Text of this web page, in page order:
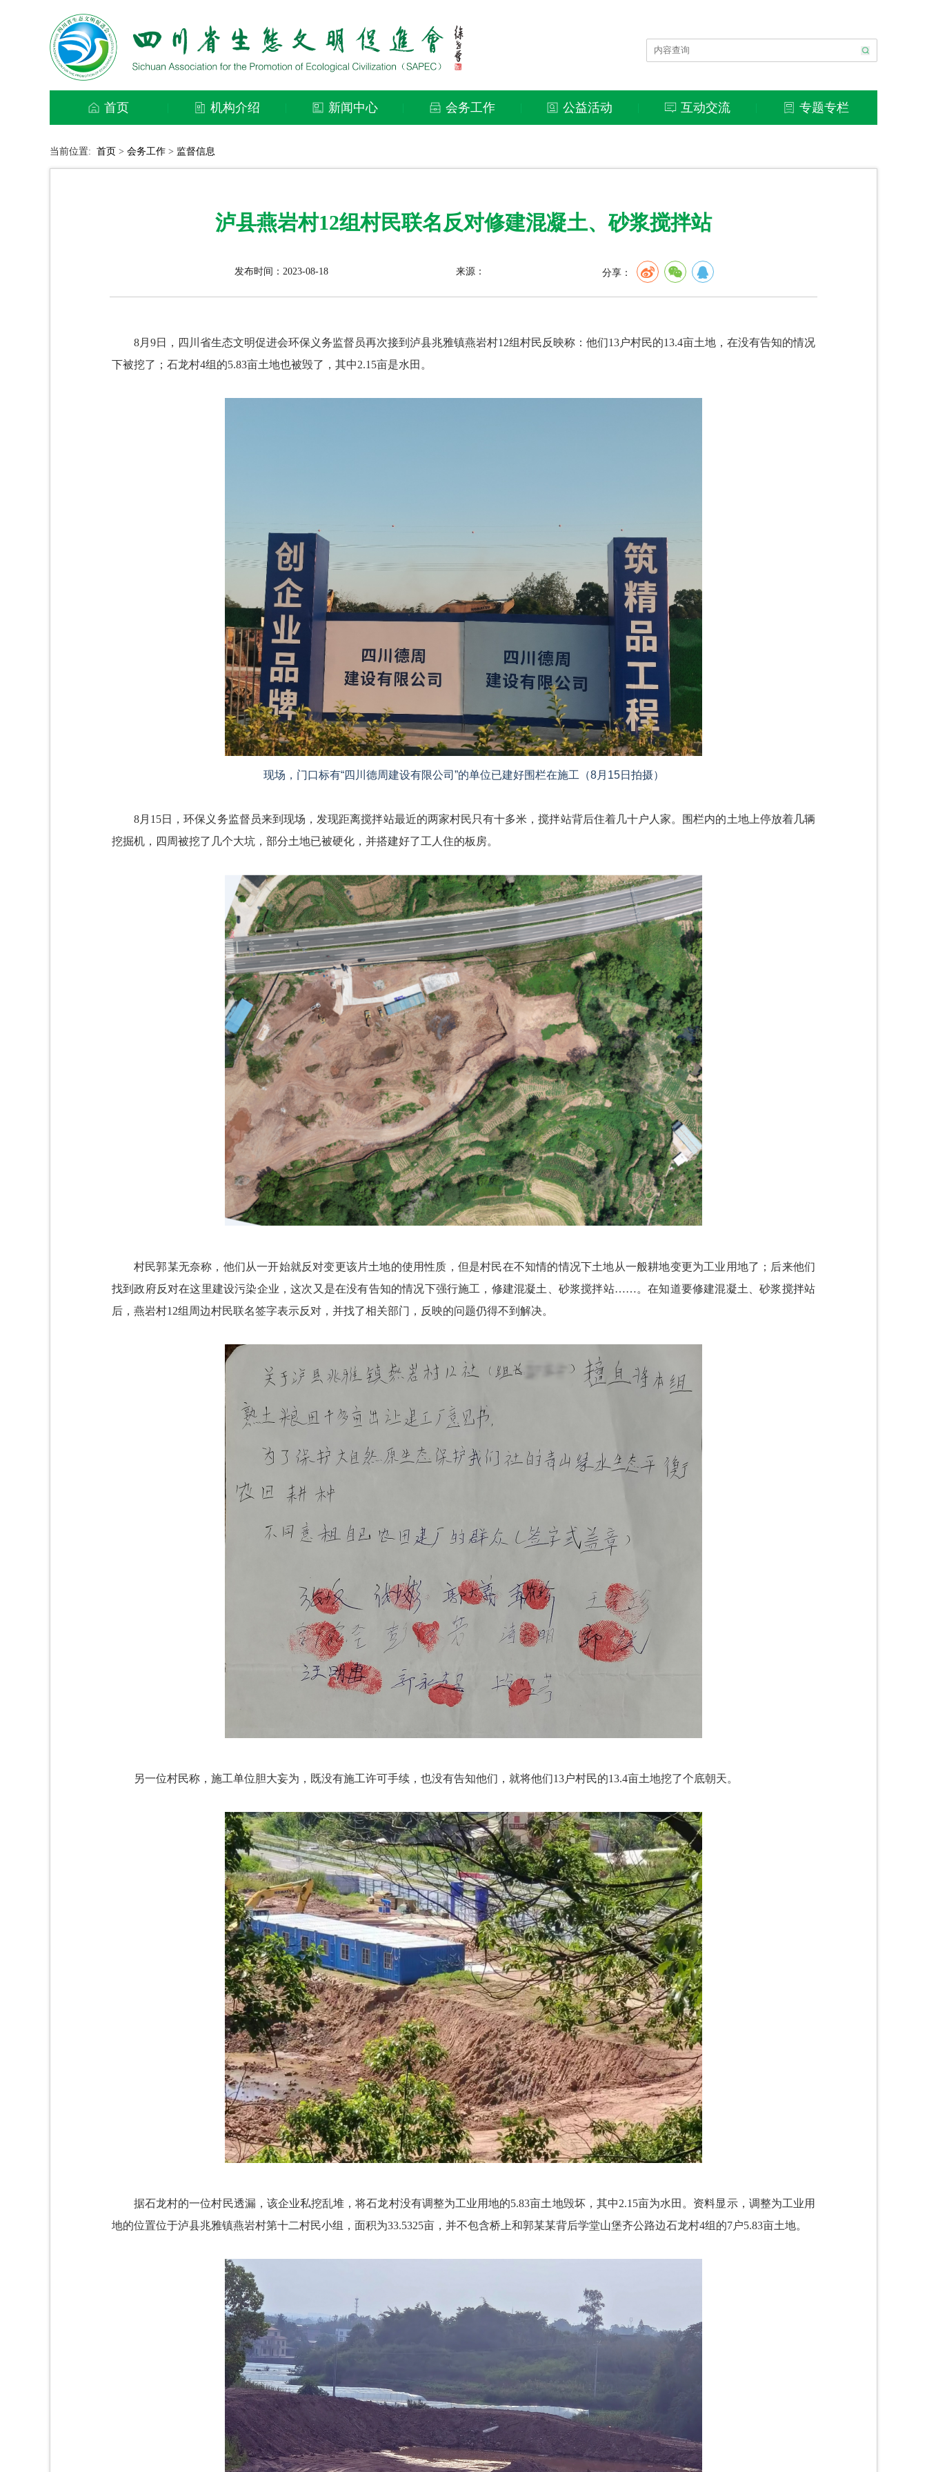
首页 机构介绍 新闻中心 会务工作 公益活动 互动交流 专题专栏
当前位置: 首页 > 会务工作 > 监督信息
泸县燕岩村12组村民联名反对修建混凝土、砂浆搅拌站
发布时间：2023-08-18 来源： 分享：
8月9日，四川省生态文明促进会环保义务监督员再次接到泸县兆雅镇燕岩村12组村民反映称：他们13户村民的13.4亩土地，在没有告知的情况
下被挖了；石龙村4组的5.83亩土地也被毁了，其中2.15亩是水田。
现场，门口标有“四川德周建设有限公司”的单位已建好围栏在施工（8月15日拍摄）
8月15日，环保义务监督员来到现场，发现距离搅拌站最近的两家村民只有十多米，搅拌站背后住着几十户人家。围栏内的土地上停放着几辆
挖掘机，四周被挖了几个大坑，部分土地已被硬化，并搭建好了工人住的板房。
村民郭某无奈称，他们从一开始就反对变更该片土地的使用性质，但是村民在不知情的情况下土地从一般耕地变更为工业用地了；后来他们
找到政府反对在这里建设污染企业，这次又是在没有告知的情况下强行施工，修建混凝土、砂浆搅拌站……。在知道要修建混凝土、砂浆搅拌站
后，燕岩村12组周边村民联名签字表示反对，并找了相关部门，反映的问题仍得不到解决。
另一位村民称，施工单位胆大妄为，既没有施工许可手续，也没有告知他们，就将他们13户村民的13.4亩土地挖了个底朝天。
据石龙村的一位村民透漏，该企业私挖乱堆，将石龙村没有调整为工业用地的5.83亩土地毁坏，其中2.15亩为水田。资料显示，调整为工业用
地的位置位于泸县兆雅镇燕岩村第十二村民小组，面积为33.5325亩，并不包含桥上和郭某某背后学堂山堡齐公路边石龙村4组的7户5.83亩土地。